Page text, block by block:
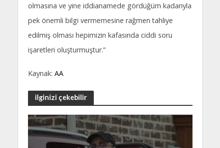
olmasına ve yine iddianamede gördüğüm kadarıyla
pek önemli bilgi vermemesine rağmen tahliye
edilmiş olması hepimizin kafasında ciddi soru
işaretleri oluşturmuştur.”
Kaynak: AA
ilginizi çekebilir